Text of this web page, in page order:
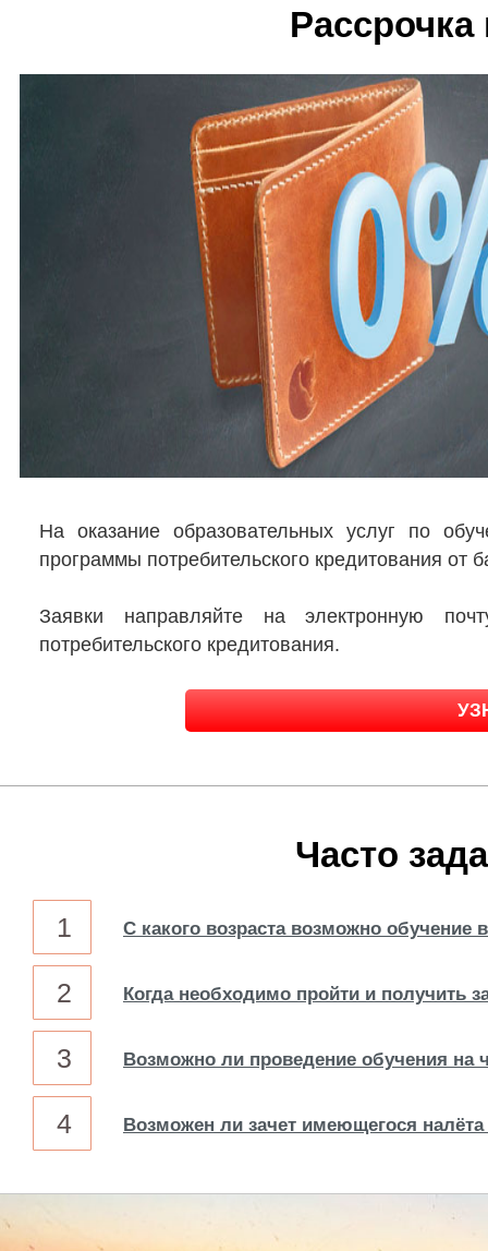
Рассрочка
На оказание образовательных услуг по
программы потребительского кредитования от
Заявки направляйте на электронную
потребительского кредитования.
Часто
1 С какого возраста возможно обучение
2 Когда необходимо пройти и получить
3 Возможно ли проведение обучения на
4 Возможен ли зачет имеющегося